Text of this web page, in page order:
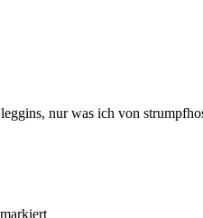
nur was ich von
markiert